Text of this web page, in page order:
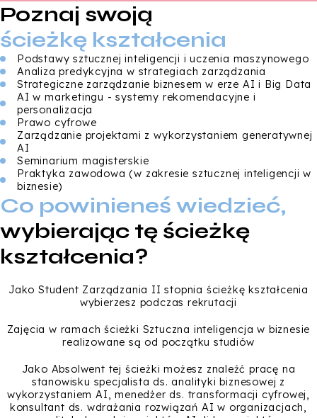
Poznaj swoją
ścieżkę kształcenia
Podstawy sztucznej inteligencji i uczenia maszynowego
Analiza predykcyjna w strategiach zarządzania
Strategiczne zarządzanie biznesem w erze AI i Big Data
AI w marketingu - systemy rekomendacyjne i
personalizacja
Prawo cyfrowe
Zarządzanie projektami z wykorzystaniem generatywnej
AI
Seminarium magisterskie
Praktyka zawodowa (w zakresie sztucznej inteligencji w
biznesie)
Co powinieneś wiedzieć,
wybierając tę ścieżkę
kształcenia?
Jako Student Zarządzania II stopnia ścieżkę kształcenia
wybierzesz podczas rekrutacji
Zajęcia w ramach ścieżki Sztuczna inteligencja w biznesie
realizowane są od początku studiów
Jako Absolwent tej ścieżki możesz znaleźć pracę na
stanowisku specjalista ds. analityki biznesowej z
wykorzystaniem AI, menedżer ds. transformacji cyfrowej,
konsultant ds. wdrażania rozwiązań AI w organizacjach,